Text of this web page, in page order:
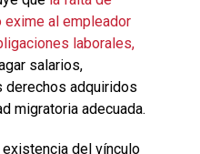
al empleador
laborales,
salarios,
adquiridos
migratoria adecuada.
del vínculo